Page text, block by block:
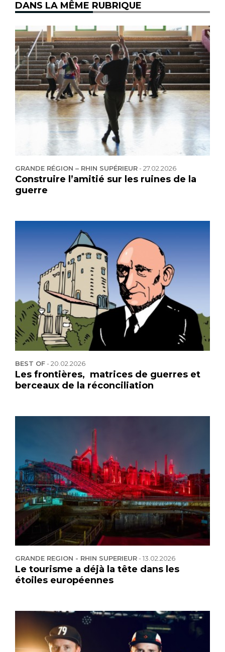
DANS LA MÊME RUBRIQUE
GRANDE RÉGION – RHIN SUPÉRIEUR-27.02.2026
Construire l’amitié sur les ruines de la
guerre
BEST OF-20.02.2026
Les frontières, matrices de guerres et
berceaux de la réconciliation
GRANDE REGION - RHIN SUPERIEUR-13.02.2026
Le tourisme a déjà la tête dans les
étoiles européennes